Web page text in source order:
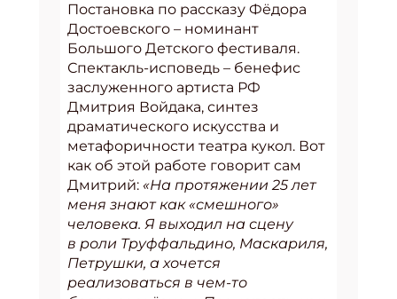
Постановка по рассказу Фёдора
Достоевского – номинант
Большого Детского фестиваля.
Спектакль-исповедь – бенефис
заслуженного артиста РФ
Дмитрия Войдака, синтез
драматического искусства и
метафоричности театра кукол. Вот
как об этой работе говорит сам
Дмитрий: «На протяжении 25 лет
меня знают как «смешного»
человека. Я выходил на сцену
в роли Труффальдино, Маскариля,
Петрушки, а хочется
реализоваться в чем-то